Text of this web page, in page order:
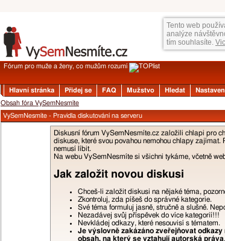
Tento web
analýze
tím souhlasíte.
Fórum pro muže a ženy, co mužům rozumí
Hlavní stránka Přidej se FAQ Mužstvo Hledat
Obsah fóra VySemNesmíte
VySemNesmíte - Pravidla diskutování na serveru
Diskusní fórum VySemNesmíte.cz založili chlapi pro
diskuse, které svou povahou nemohou chlapy
nemusí líbit.
Na webu VySemNesmíte si všichni tykáme, včetně
Jak založit novou diskusi
Chceš-li založit diskusi na nějaké téma,
Zkontroluj, zda píšeš do správné kategorie.
Své téma formuluj jasně, stručně a slušně.
Nezadávej svůj příspěvek do více kategorií!!!
Nevkládej odkazy, které nesouvisí s tématem.
Je výslovně zakázáno zveřejňovat
obsah, na který se vztahují autorská práva.